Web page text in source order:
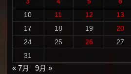
10
11 12 13
17
18 19 20
24
25 26 27
31
« 7月
9月 »